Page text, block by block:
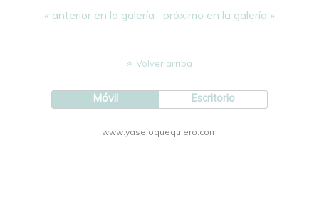
« anterior en la galería próximo en la galería »
Volver arriba
Móvil Escritorio
www.yaseloquequiero.com